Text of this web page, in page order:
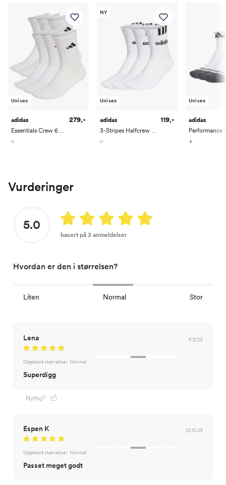
Unisex
adidas
279,-
NY
Unisex
adidas
119,-
Unisex
adidas
Vurderinger
5.0
basert på 3 anmeldelser
Hvordan er den i størrelsen?
Liten Normal Stor
Lena 11.12.23
Opplevd størrelse: Normal
Superdigg
Nyttig?
Espen K 22.10.23
Opplevd størrelse: Normal
Passet meget godt